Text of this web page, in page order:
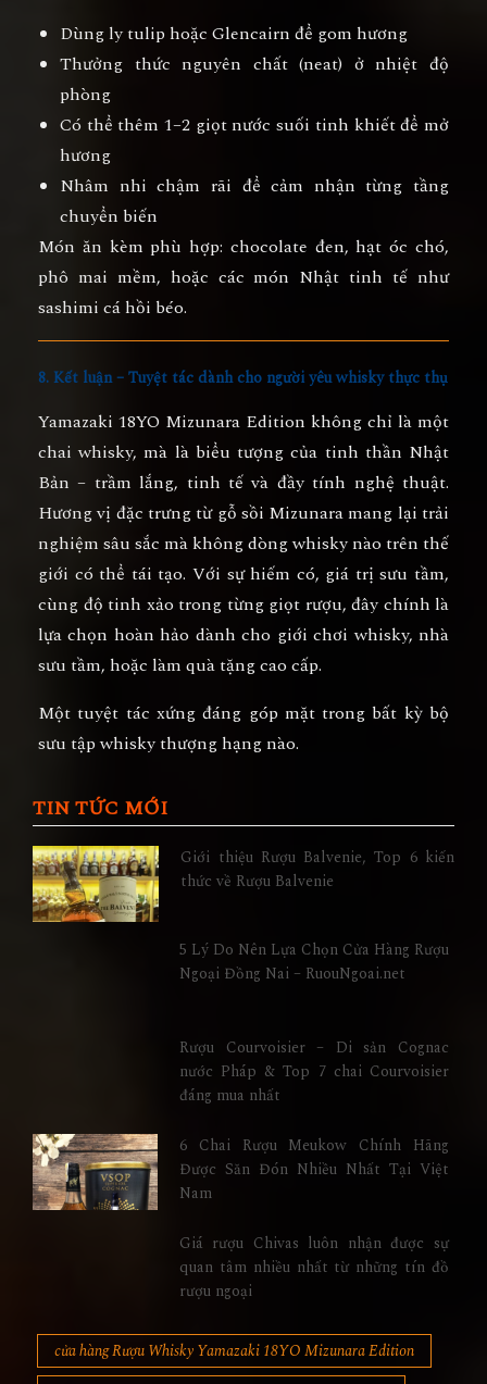
Dùngly tulip hoặc Glencairn để gom hương
Thưởng thứcnguyên chất (neat) ở nhiệt độ
phòng
Có thể thêm 1–2 giọt nước suối tinh khiết để mở
hương
Nhâm nhi chậm rãi để cảm nhận từng tầng
chuyển biến
Món ăn kèm phù hợp: chocolate đen, hạt óc chó,
phô mai mềm, hoặc các món Nhật tinh tế như
sashimi cá hồi béo.
8. Kết luận – Tuyệt tác dành cho người yêu whisky thực thụ
Yamazaki 18YO Mizunara Edition không chỉ là một
chai whisky, mà là biểu tượng của tinh thần Nhật
Bản – trầm lắng, tinh tế và đầy tính nghệ thuật.
Hương vị đặc trưng từ gỗ sồi Mizunara mang lại trải
nghiệm sâu sắc mà không dòng whisky nào trên thế
giới có thể tái tạo. Với sự hiếm có, giá trị sưu tầm,
cùng độ tinh xảo trong từng giọt rượu, đây chính là
lựa chọn hoàn hảo dành cho giới chơi whisky, nhà
sưu tầm, hoặc làm quà tặng cao cấp.
Một tuyệt tác xứng đáng góp mặt trong bất kỳ bộ
sưu tập whisky thượng hạng nào.
TIN TỨC MỚI
Giới thiệu Rượu Balvenie, Top 6 kiến
thức về Rượu Balvenie
5 Lý Do Nên Lựa Chọn Cửa Hàng Rượu
Ngoại Đồng Nai – RuouNgoai.net
Rượu Courvoisier – Di sản Cognac
nước Pháp & Top 7 chai Courvoisier
đáng mua nhất
6 Chai Rượu Meukow Chính Hãng
Được Săn Đón Nhiều Nhất Tại Việt
Nam
Giá rượu Chivas luôn nhận được sự
quan tâm nhiều nhất từ những tín đồ
rượu ngoại
cửa hàng Rượu Whisky Yamazaki 18YO Mizunara Edition